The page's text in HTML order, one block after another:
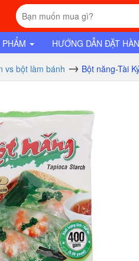
HƯỚNG DẪN ĐẶT
vs bột làm bánh Bột năng-Tài